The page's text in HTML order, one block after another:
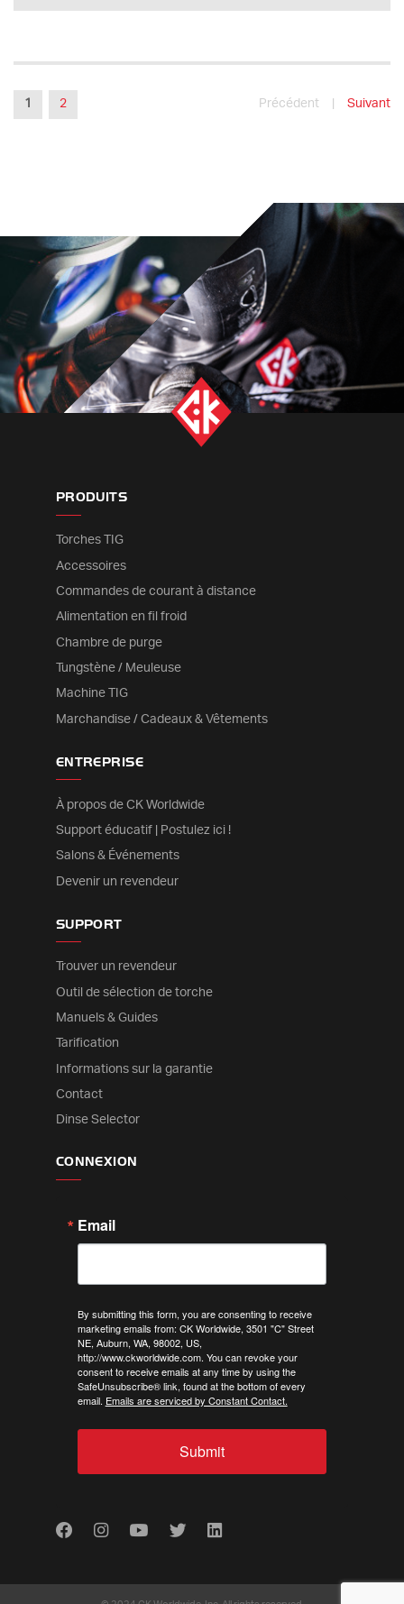
1 2 Précédent Suivant
PRODUITS
Torches TIG
Accessoires
Commandes de courant à distance
Alimentation en fil froid
Chambre de purge
Tungstène / Meuleuse
Machine TIG
Marchandise / Cadeaux & Vêtements
ENTREPRISE
À propos de CK Worldwide
Support éducatif | Postulez ici !
Salons & Événements
Devenir un revendeur
SUPPORT
Trouver un revendeur
Outil de sélection de torche
Manuels & Guides
Tarification
Informations sur la garantie
Contact
Dinse Selector
CONNEXION
Email
By submitting this form, you are consenting to receive
marketing emails from: CK Worldwide, 3501 "C" Street
NE, Auburn, WA, 98002, US,
http://www.ckworldwide.com. You can revoke your
consent to receive emails at any time by using the
SafeUnsubscribe® link, found at the bottom of every
email. Emails are serviced by Constant Contact.
Submit
FacebookInstagram
YoutubeTwitterLinkedIn